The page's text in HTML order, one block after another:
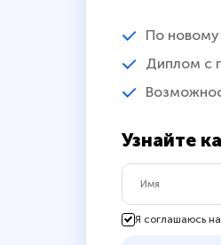
По
Диплом с
Узнайте
Я соглашаюсь